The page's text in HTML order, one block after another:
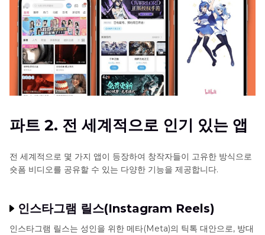
파트 2. 전 세계적으로 인기 있는 앱
전 세계적으로 몇 가지 앱이 등장하여 창작자들이 고유한 방식으로
숏폼 비디오를 공유할 수 있는 다양한 기능을 제공합니다.
인스타그램 릴스(Instagram Reels)
인스타그램 릴스는 성인을 위한 메타(Meta)의 틱톡 대안으로, 방대